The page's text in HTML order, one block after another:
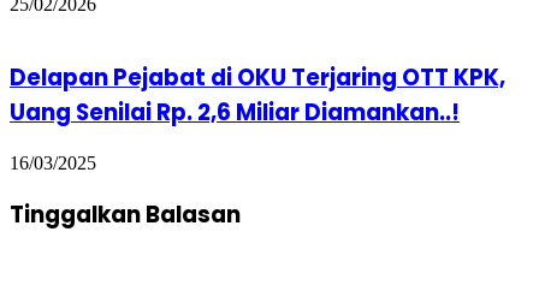
25/02/2026
Delapan Pejabat di OKU Terjaring OTT KPK,
Uang Senilai Rp. 2,6 Miliar Diamankan..!
16/03/2025
Tinggalkan Balasan